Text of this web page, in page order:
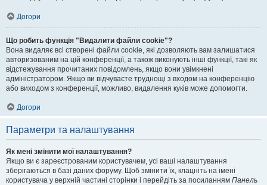
Догори
Що робить функція "Видалити файли cookie"?
Вона видаляє всі створені файли cookie, які дозволяють вам залишатися
авторизованим на цій конференції, а також виконують інші функції, такі як
відстежування прочитаних повідомлень, якщо вони увімкнені
адміністратором. Якщо ви відчуваєте труднощі з входом на конференцію
або виходом з конференції, можливо, видалення куків може допомогти.
Догори
Параметри та налаштування
Як мені змінити мої налаштування?
Якщо ви є зареєстрованим користувачем, усі ваші налаштування
зберігаються в базі даних форуму. Щоб змінити їх, клацніть на імені
користувача у верхній частині сторінки і перейдіть за посиланням Панель